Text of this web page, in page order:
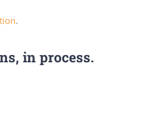
.
in process.